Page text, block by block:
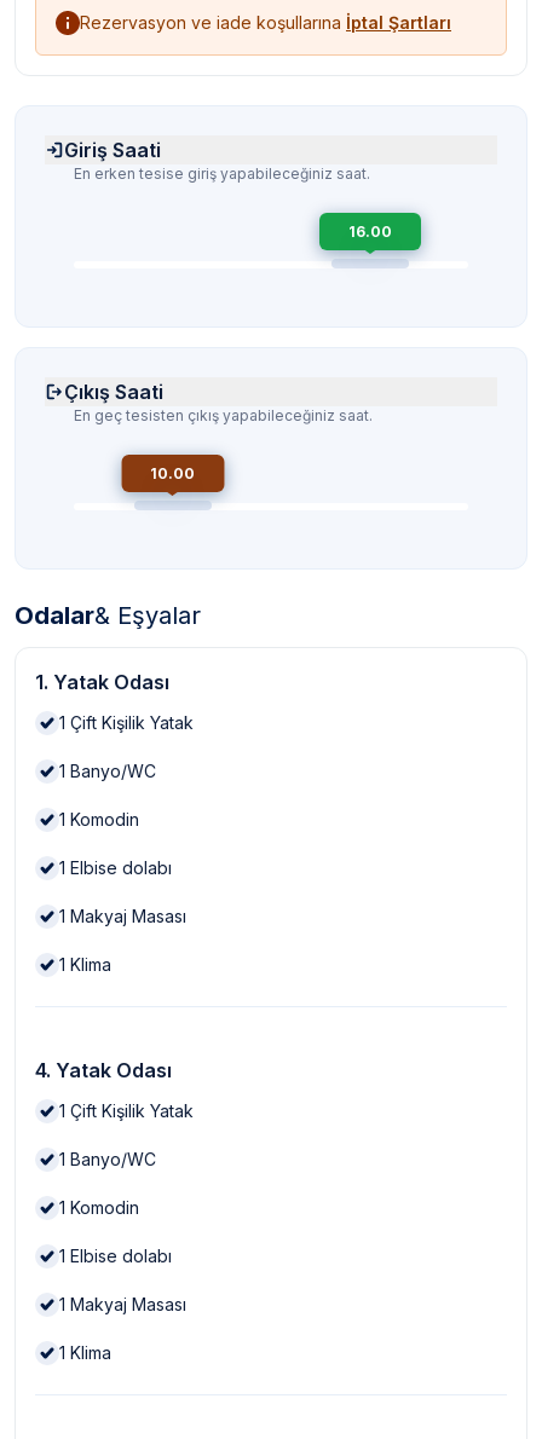
Rezervasyon ve iade koşullarına İptal Şartları
Giriş Saati
En erken tesise giriş yapabileceğiniz saat.
16.00
Çıkış Saati
En geç tesisten çıkış yapabileceğiniz saat.
10.00
Odalar& Eşyalar
1. Yatak Odası
1 Çift Kişilik Yatak
1 Banyo/WC
1 Komodin
1 Elbise dolabı
1 Makyaj Masası
1 Klima
4. Yatak Odası
1 Çift Kişilik Yatak
1 Banyo/WC
1 Komodin
1 Elbise dolabı
1 Makyaj Masası
1 Klima